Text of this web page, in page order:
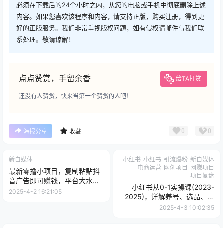
必须在下载后的24个小时之内，从您的电脑或手机中彻底删除上述
内容。如果您喜欢该程序和内容，请支持正版，购买注册，得到更
好的正版服务。我们非常重视版权问题，如有侵权请邮件与我们联
系处理。敬请谅解！
点点赞赏，手留余香 给TA打赏
还没有人赞赏，快来当第一个赞赏的人吧！
海报分享 收藏 0 0
新自媒体
最新零撸小项目，复制粘贴抖
音广告即可赚钱，平台大水，
任务不限量，一...
2025-4-2 16:21:05
小红书 小红书 引流爆粉 新自媒体
电商运营 网创项目 网赚项目
项目复盘
小红书从0-1实操课(2023-
2025)，详解养号、选品、文
案撰写、爆款打造实现电商变
2025-4-3 10:02:35